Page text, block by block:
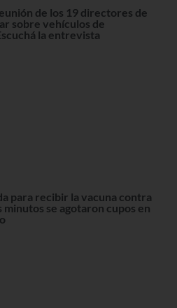
de los 19 directores de
sobre vehículos de
la entrevista
para recibir la vacuna contra
se agotaron cupos en